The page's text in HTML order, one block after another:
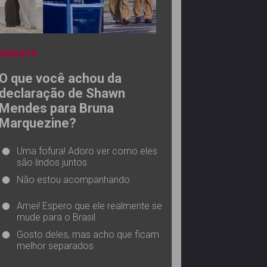
que você achou da
de Shawn
para Bruna
Uma fofura! Adoro ver como eles
são lindos juntos
Não estou acompanhando
Amei! Espero que ele realmente se
mude para o Brasil
Gosto deles, mas acho que ficam
melhor separados